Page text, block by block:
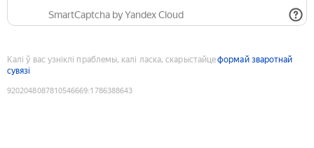
SmartCaptcha by Yandex Cloud
Калі ў вас узніклі праблемы, калі ласка, скарыстайцеформай зваротнай
сувязі
9202048087810546669:1786388643